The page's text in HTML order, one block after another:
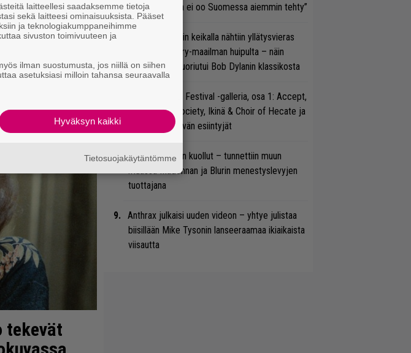
pitkältä?
tekevät
tällaista musaa ei oo Suomessa aiemmin tehty”
Guns N’ Rosesin keikalla nähtiin yllätysvieras
suoraan country-maailman huipulta – näin
kokoonpano suoriutui Bob Dylanin klassikosta
Hellsinki Metal Festival -galleria, osa 1: Accept,
Black Label Society, Ikinä & Choir of Hecate ja
muut avauspäivän esiintyjät
William Orbit on kuollut – tunnettiin muun
muassa Madonnan ja Blurin menestyslevyjen
tuottajana
Anthrax julkaisi uuden videon – yhtye julistaa
biisillään Mike Tysonin lanseeraamaa ikiaikaista
viisautta
laitteellesi saadaksemme tietoja
sekä laitteesi ominaisuuksista. Pääset
ja teknologiakumppaneihimme
sivuston toimivuuteen ja
ilman suostumusta, jos niillä on siihen
asetuksiasi milloin tahansa seuraavalla
Hyväksyn kaikki
Tietosuojakäytäntömme